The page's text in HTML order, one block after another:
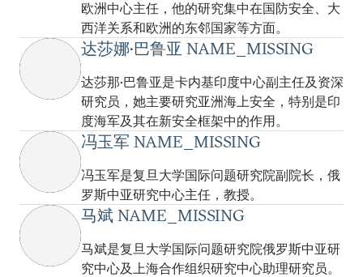
欧洲中心主任，他的研究集中在国防安全、大
西洋关系和欧洲的东邻国家等方面。
达莎娜•巴鲁亚 NAME_MISSING
达莎那•巴鲁亚是卡内基印度中心副主任及资深
研究员，她主要研究亚洲海上安全，特别是印
度海军及其在新安全框架中的作用。
冯玉军 NAME_MISSING
冯玉军是复旦大学国际问题研究院副院长，俄
罗斯中亚研究中心主任，教授。
马斌 NAME_MISSING
马斌是复旦大学国际问题研究院俄罗斯中亚研
究中心及上海合作组织研究中心助理研究员。